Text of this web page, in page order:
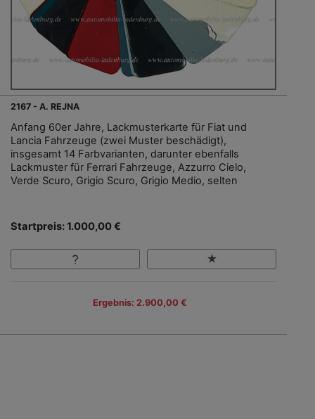
2167 - A. REJNA
Anfang 60er Jahre, Lackmusterkarte für Fiat und
Lancia Fahrzeuge (zwei Muster beschädigt),
insgesamt 14 Farbvarianten, darunter ebenfalls
Lackmuster für Ferrari Fahrzeuge, Azzurro Cielo,
Verde Scuro, Grigio Scuro, Grigio Medio, selten
Startpreis: 1.000,00 €
Ergebnis: 2.900,00 €